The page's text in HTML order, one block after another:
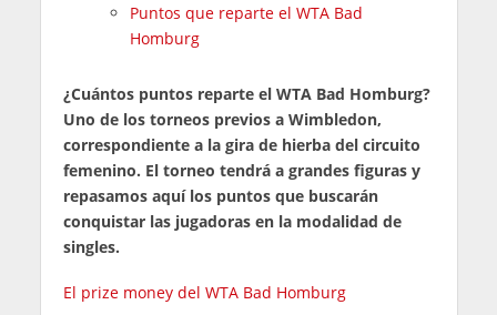
Puntos que reparte el WTA Bad
Homburg
¿Cuántos puntos reparte el WTA Bad Homburg?
Uno de los torneos previos a Wimbledon,
correspondiente a la gira de hierba del circuito
femenino. El torneo tendrá a grandes figuras y
repasamos aquí los puntos que buscarán
conquistar las jugadoras en la modalidad de
singles.
El prize money del WTA Bad Homburg